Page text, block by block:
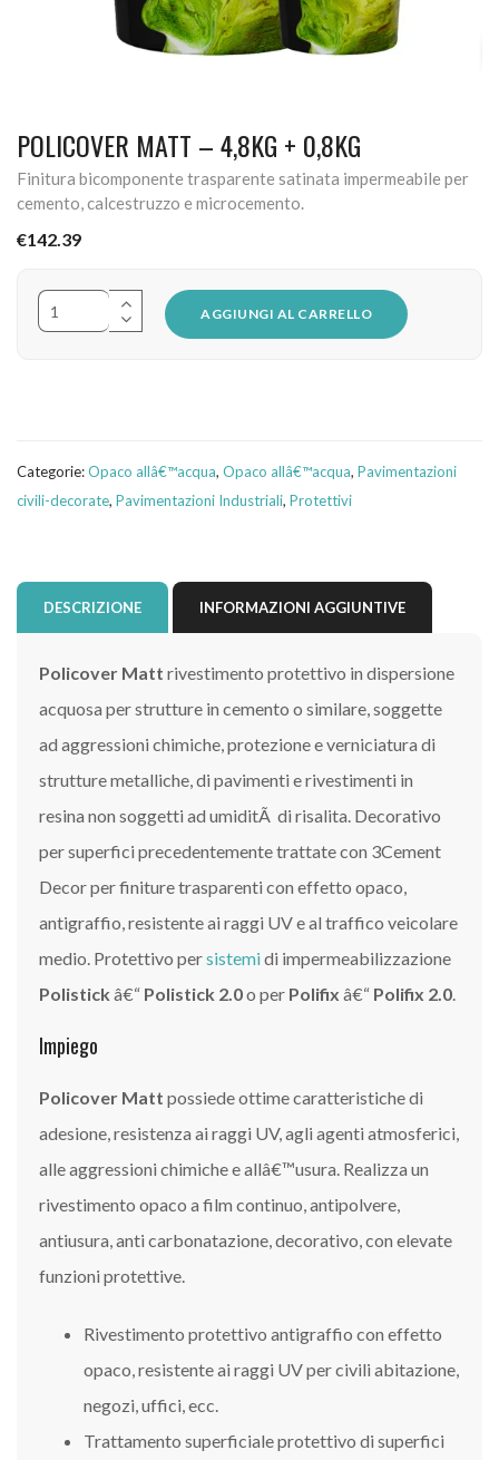
Autorizzo al trattamento dei miei dati come
previsto dallaPrivacy Policydel sito.
POLICOVER MATT – 4,8KG + 0,8KG
Finitura bicomponente trasparente satinata impermeabile per
cemento, calcestruzzo e microcemento.
€142.39
AGGIUNGI AL CARRELLO
Categorie:Opaco allâ€™acqua, Opaco allâ€™acqua, Pavimentazioni
civili-decorate, Pavimentazioni Industriali, Protettivi
DESCRIZIONE INFORMAZIONI AGGIUNTIVE
Policover Matt rivestimento protettivo in dispersione
acquosa per strutture in cemento o similare, soggette
ad aggressioni chimiche, protezione e verniciatura di
strutture metalliche, di pavimenti e rivestimenti in
resina non soggetti ad umiditÃ di risalita. Decorativo
per superfici precedentemente trattate con 3Cement
Decor per finiture trasparenti con effetto opaco,
antigraffio, resistente ai raggi UV e al traffico veicolare
medio. Protettivo persistemidi impermeabilizzazione
Polistick â€“ Polistick 2.0o per Polifix â€“ Polifix 2.0.
Impiego
Policover Matt possiede ottime caratteristiche di
adesione, resistenza ai raggi UV, agli agenti atmosferici,
alle aggressioni chimiche e allâ€™usura. Realizza un
rivestimento opaco a film continuo, antipolvere,
antiusura, anti carbonatazione, decorativo, con elevate
funzioni protettive.
Rivestimento protettivo antigraffio con effetto
opaco, resistente ai raggi UV per civili abitazione,
negozi, uffici, ecc.
Trattamento superficiale protettivo di superfici